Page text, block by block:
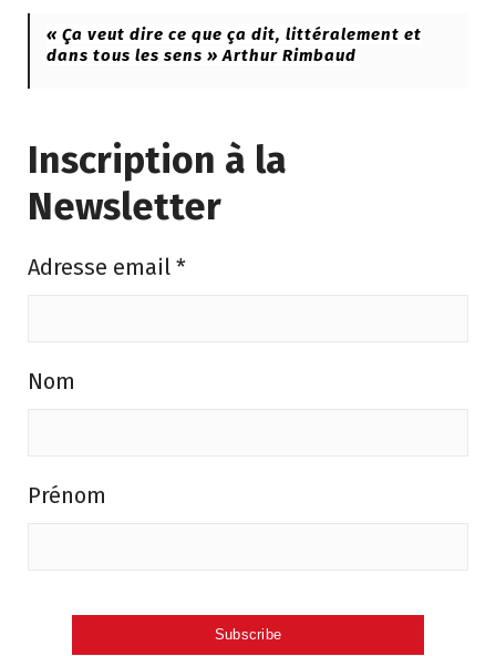
« Ça veut dire ce que ça dit, littéralement et
dans tous les sens » Arthur Rimbaud
Inscription à la
Newsletter
Adresse email *
Nom
Prénom